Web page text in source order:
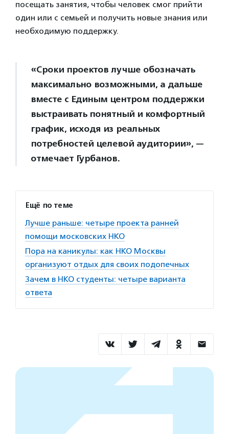
посещать занятия, чтобы человек смог прийти
один или с семьей и получить новые знания или
необходимую поддержку.
«Сроки проектов лучше обозначать
максимально возможными, а дальше
вместе с Единым центром поддержки
выстраивать понятный и комфортный
график, исходя из реальных
потребностей целевой аудитории», —
отмечает Гурбанов.
Ещё по теме
Лучше раньше: четыре проекта ранней
помощи московских НКО
Пора на каникулы: как НКО Москвы
организуют отдых для своих подопечных
Зачем в НКО студенты: четыре варианта
ответа